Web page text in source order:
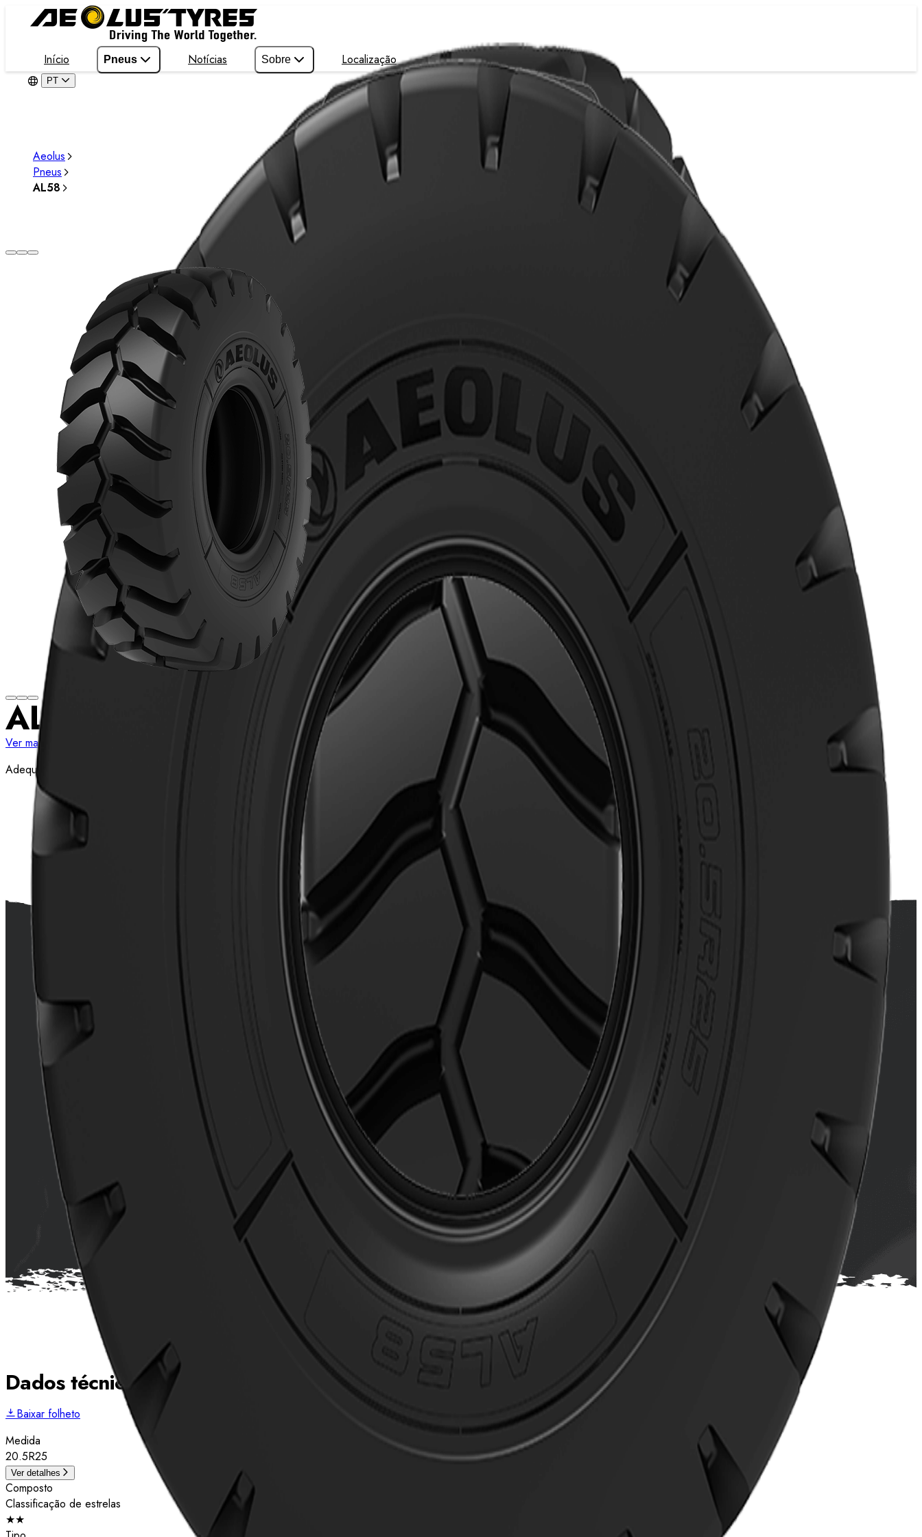
Início Pneus Notícias Sobre Localização Contato
PT
Aeolus
Pneus
AL58
AL58
Ver mais medidas
Adequado para estradas severas em minas, túneis e obras.
Ver detalhes
Características
Excelente estabilidade.
Excelente resistência ao desgaste e ao corte.
Contate-nos
Dados técnicos
Baixar folheto
Medida
20.5R25
Ver detalhes
Composto
Classificação de estrelas
★★